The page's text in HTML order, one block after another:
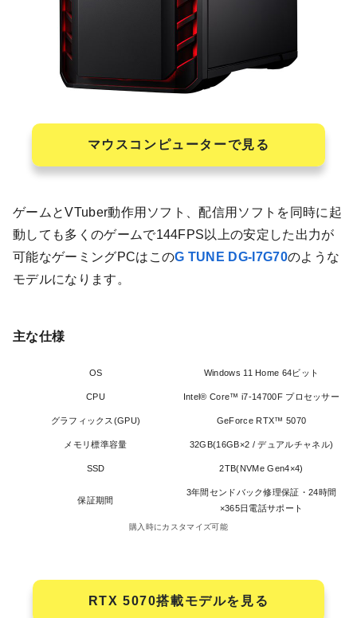
マウスコンピューターで見る
ゲームとVTuber動作用ソフト、配信用ソフトを同時に起
動しても多くのゲームで144FPS以上の安定した出力が
可能なゲーミングPCはこのG TUNE DG-I7G70のような
モデルになります。
主な仕様
OS Windows 11 Home 64ビット
CPU Intel® Core™ i7-14700F プロセッサー
グラフィックス(GPU) GeForce RTX™ 5070
メモリ標準容量 32GB(16GB×2 / デュアルチャネル)
SSD 2TB(NVMe Gen4×4)
保証期間
3年間センドバック修理保証・24時間
×365日電話サポート
購入時にカスタマイズ可能
RTX 5070搭載モデルを見る